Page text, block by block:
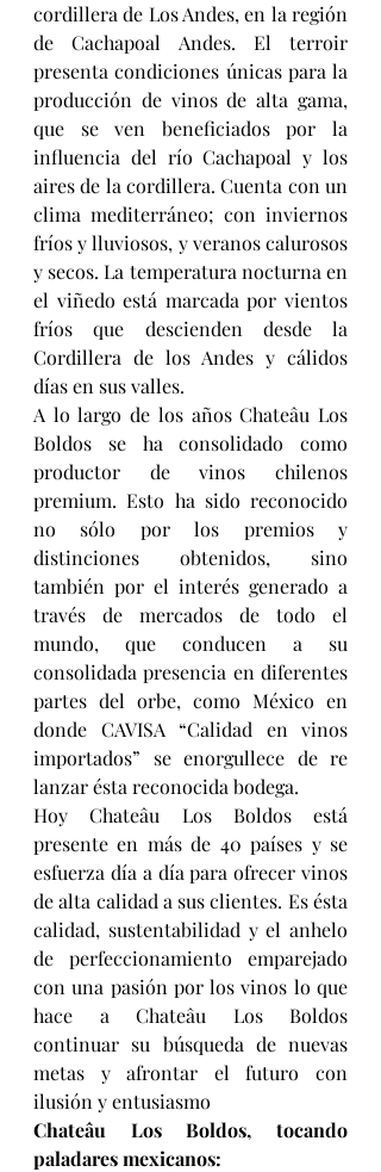
cordillera de Los Andes, en la región
de Cachapoal Andes. El terroir
presenta condiciones únicas para la
producción de vinos de alta gama,
que se ven beneficiados por la
influencia del río Cachapoal y los
aires de la cordillera. Cuenta con un
clima mediterráneo; con inviernos
fríos y lluviosos, y veranos calurosos
y secos. La temperatura nocturna en
el viñedo está marcada por vientos
fríos que descienden desde la
Cordillera de los Andes y cálidos
días en sus valles.
A lo largo de los años Chateâu Los
Boldos se ha consolidado como
productor de vinos chilenos
premium. Esto ha sido reconocido
no sólo por los premios y
distinciones obtenidos, sino
también por el interés generado a
través de mercados de todo el
mundo, que conducen a su
consolidada presencia en diferentes
partes del orbe, como México en
donde CAVISA “Calidad en vinos
importados” se enorgullece de re
lanzar ésta reconocida bodega.
Hoy Chateâu Los Boldos está
presente en más de 40 países y se
esfuerza día a día para ofrecer vinos
de alta calidad a sus clientes. Es ésta
calidad, sustentabilidad y el anhelo
de perfeccionamiento emparejado
con una pasión por los vinos lo que
hace a Chateâu Los Boldos
continuar su búsqueda de nuevas
metas y afrontar el futuro con
ilusión y entusiasmo
Chateâu Los Boldos, tocando
paladares mexicanos: